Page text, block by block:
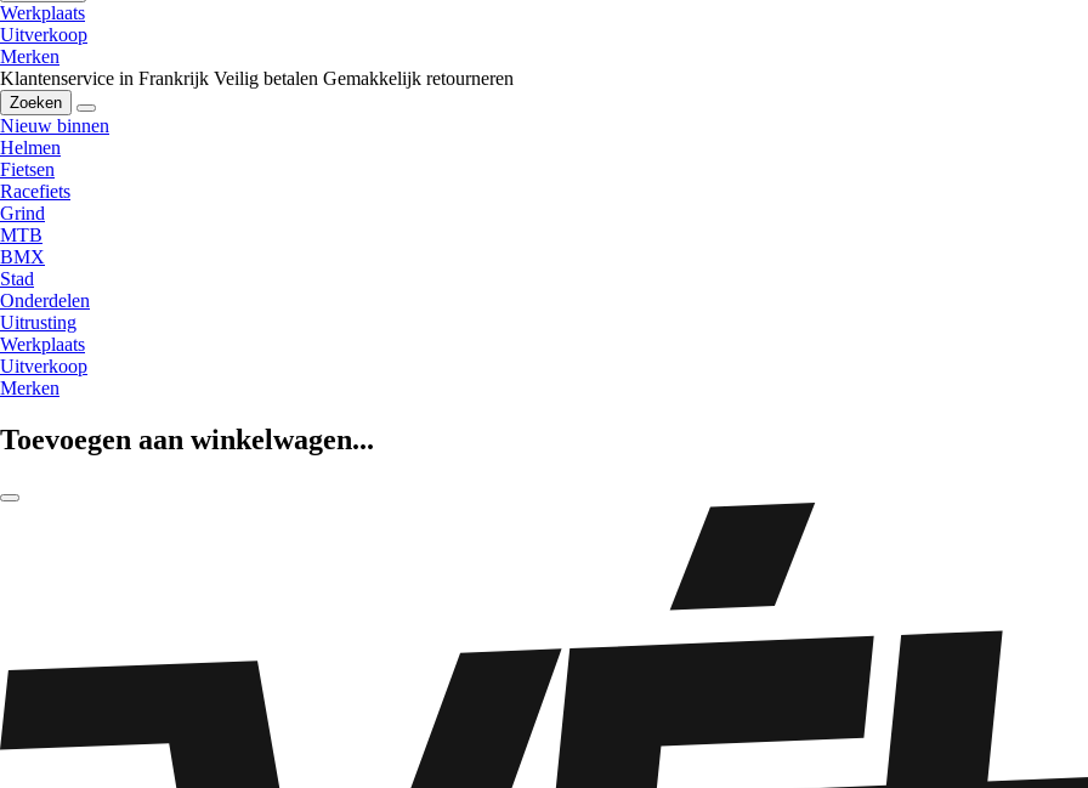
Werkplaats
Uitverkoop
Merken
Klantenservice in Frankrijk Veilig betalen Gemakkelijk retourneren
Zoeken
Nieuw binnen
Helmen
Fietsen
Racefiets
Grind
MTB
BMX
Stad
Onderdelen
Uitrusting
Werkplaats
Uitverkoop
Merken
Toevoegen aan winkelwagen...